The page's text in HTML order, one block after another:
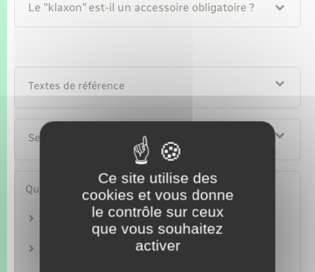
Le "klaxon" est-il un accessoire obligatoire ?
Textes de référence
Services en ligne et formulaires
Questions ? Réponses !
Ceinture de sécurité, siège auto enfant ou
bébé : quelles sont les règles ?
Permis de conduire à points : comment faire
Ce site utilise des
cookies et vous donne
le contrôle sur ceux
que vous souhaitez
activer